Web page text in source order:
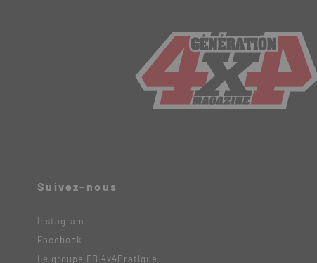
Suivez-nous
Instagram
Facebook
Le groupe FB 4x4Pratique